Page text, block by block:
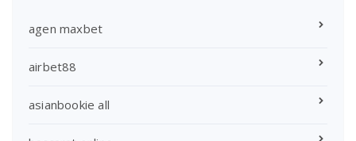
agen maxbet
airbet88
asianbookie all